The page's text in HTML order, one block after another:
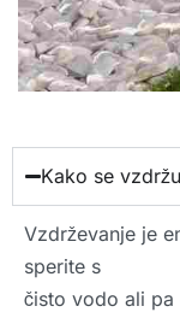
Kako se
Vzdrževanje je
sperite s
čisto vodo ali pa